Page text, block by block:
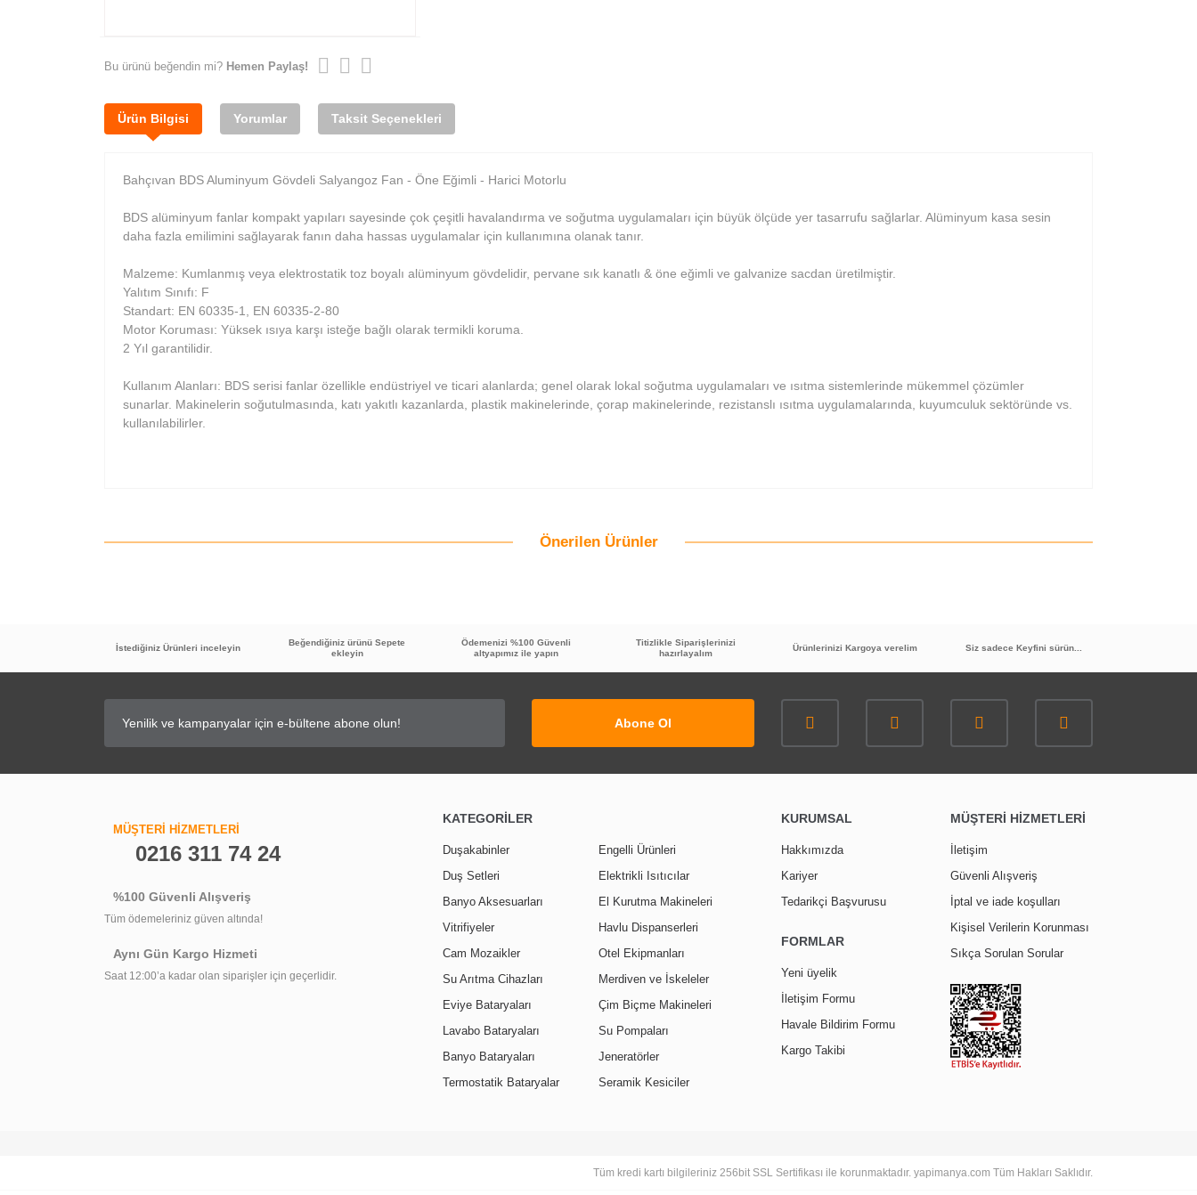
Bu ürünü beğendin mi? Hemen Paylaş!
Ürün Bilgisi Yorumlar Taksit Seçenekleri
Bahçıvan BDS Aluminyum Gövdeli Salyangoz Fan - Öne Eğimli - Harici Motorlu
BDS alüminyum fanlar kompakt yapıları sayesinde çok çeşitli havalandırma ve soğutma uygulamaları için büyük ölçüde yer tasarrufu sağlarlar. Alüminyum kasa sesin
daha fazla emilimini sağlayarak fanın daha hassas uygulamalar için kullanımına olanak tanır.
Malzeme: Kumlanmış veya elektrostatik toz boyalı alüminyum gövdelidir, pervane sık kanatlı & öne eğimli ve galvanize sacdan üretilmiştir.
Yalıtım Sınıfı: F
Standart: EN 60335-1, EN 60335-2-80
Motor Koruması: Yüksek ısıya karşı isteğe bağlı olarak termikli koruma.
2 Yıl garantilidir.
Kullanım Alanları: BDS serisi fanlar özellikle endüstriyel ve ticari alanlarda; genel olarak lokal soğutma uygulamaları ve ısıtma sistemlerinde mükemmel çözümler
sunarlar. Makinelerin soğutulmasında, katı yakıtlı kazanlarda, plastik makinelerinde, çorap makinelerinde, rezistanslı ısıtma uygulamalarında, kuyumculuk sektöründe vs.
kullanılabilirler.
Bu ürüne ilk yorumu siz yapın!
Önerilen Ürünler
8.589,61 TL
İstediğiniz Ürünleri inceleyin
Beğendiğiniz ürünü Sepete
ekleyin
Ödemenizi %100 Güvenli
altyapımız ile yapın
Titizlikle Siparişlerinizi
hazırlayalım
Ürünlerinizi Kargoya verelim Siz sadece Keyfini sürün...
Abone Ol
MÜŞTERİ HİZMETLERİ
0216 311 74 24
%100 Güvenli Alışveriş
Tüm ödemeleriniz güven altında!
Aynı Gün Kargo Hizmeti
Saat 12:00’a kadar olan siparişler için geçerlidir.
KATEGORİLER
Duşakabinler
Duş Setleri
Banyo Aksesuarları
Vitrifiyeler
Cam Mozaikler
Su Arıtma Cihazları
Eviye Bataryaları
Lavabo Bataryaları
Banyo Bataryaları
Termostatik Bataryalar
Engelli Ürünleri
Elektrikli Isıtıcılar
El Kurutma Makineleri
Havlu Dispanserleri
Otel Ekipmanları
Merdiven ve İskeleler
Çim Biçme Makineleri
Su Pompaları
Jeneratörler
Seramik Kesiciler
KURUMSAL
Hakkımızda
Kariyer
Tedarikçi Başvurusu
FORMLAR
Yeni üyelik
İletişim Formu
Havale Bildirim Formu
Kargo Takibi
MÜŞTERİ HİZMETLERİ
İletişim
Güvenli Alışveriş
İptal ve iade koşulları
Kişisel Verilerin Korunması
Sıkça Sorulan Sorular
Tüm kredi kartı bilgileriniz 256bit SSL Sertifikası ile korunmaktadır. yapimanya.com Tüm Hakları Saklıdır.